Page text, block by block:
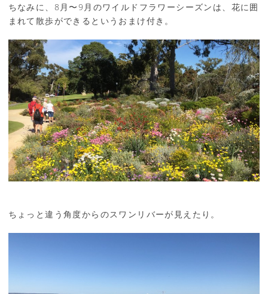
ちなみに、8月〜9月のワイルドフラワーシーズンは、花に囲
まれて散歩ができるというおまけ付き。
ちょっと違う角度からのスワンリバーが見えたり。